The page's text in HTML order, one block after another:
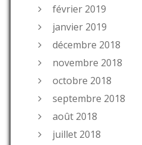
février 2019
janvier 2019
décembre 2018
novembre 2018
octobre 2018
septembre 2018
août 2018
juillet 2018